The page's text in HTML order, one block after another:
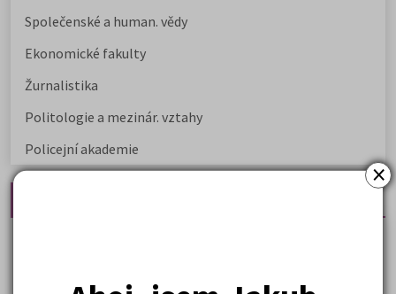
×
Společenské a human. vědy
Ekonomické fakulty
Žurnalistika
Politologie a mezinár. vztahy
Policejní akademie